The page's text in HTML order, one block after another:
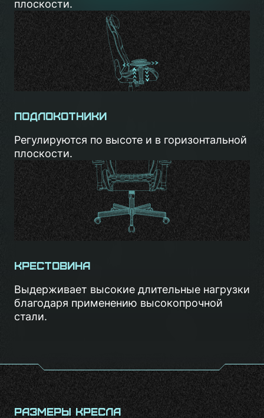
плоскости.
Подлокотники
Регулируются по высоте и в горизонтальной
плоскости.
Крестовина
Выдерживает высокие длительные нагрузки
благодаря применению высокопрочной
стали.
Размеры кресла